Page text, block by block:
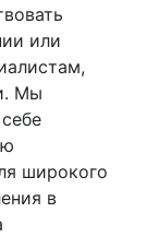
или
Мы
широкого
в